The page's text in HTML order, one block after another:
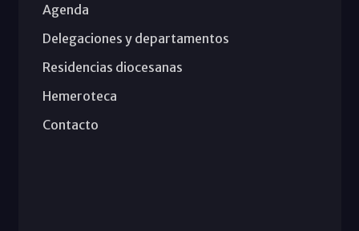
Agenda
Delegaciones y departamentos
Residencias diocesanas
Hemeroteca
Contacto